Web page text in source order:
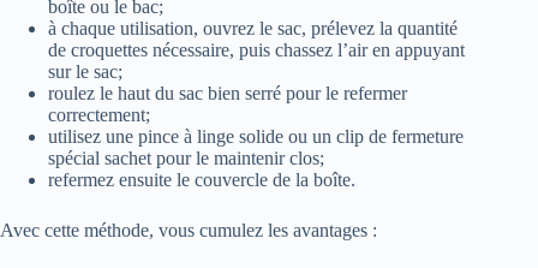
boîte ou le bac;
à chaque utilisation, ouvrez le sac, prélevez la quantité
de croquettes nécessaire, puis chassez l’air en appuyant
sur le sac;
roulez le haut du sac bien serré pour le refermer
correctement;
utilisez une pince à linge solide ou un clip de fermeture
spécial sachet pour le maintenir clos;
refermez ensuite le couvercle de la boîte.
Avec cette méthode, vous cumulez les avantages :